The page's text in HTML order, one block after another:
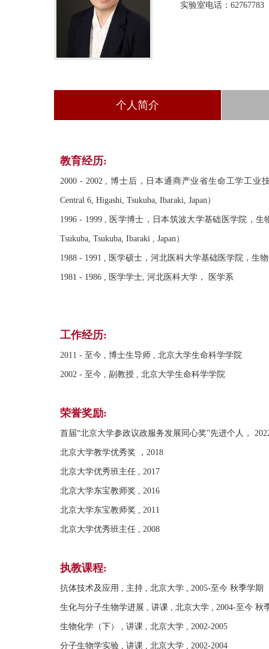
实验室电话：62767783
个人简介
教育经历:
2000 - 2002 , 博士后，日本通商产业省生命工学工业技
Central 6, Higashi, Tsukuba, Ibaraki, Japan）
1996 - 1999 , 医学博士，日本筑波大学基础医学院，生
Tsukuba, Tsukuba, Ibaraki , Japan）
1988 - 1991 , 医学硕士，河北医科大学基础医学院，生
1981 - 1986 , 医学学士, 河北医科大学， 医学系
工作经历:
2011 - 至今 , 博士生导师 , 北京大学生命科学学院
2002 - 至今 , 副教授 , 北京大学生命科学学院
荣誉奖励:
首届“北京大学参政议政服务发展同心奖”先进个人，
北京大学教学优秀奖 ，2018
北京大学优秀班主任 , 2017
北京大学东宝教师奖 , 2016
北京大学东宝教师奖 , 2011
北京大学优秀班主任 , 2008
执教课程:
抗体技术及应用 , 主持 , 北京大学 , 2005-至今 秋季学期
生化与分子生物学进展 , 讲课 , 北京大学 , 2004-至今 秋
生物化学（下） , 讲课 , 北京大学 , 2002-2005
分子生物学实验 , 讲课 , 北京大学 , 2002-2004